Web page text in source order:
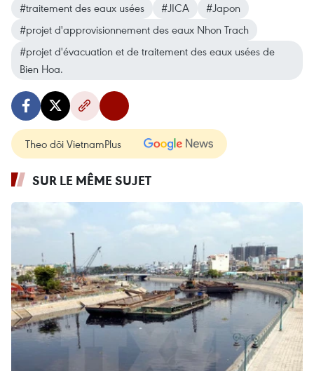
#traitement des eaux usées
#JICA
#Japon
#projet d'approvisionnement des eaux Nhon Trach
#projet d'évacuation et de traitement des eaux usées de
Bien Hoa.
Theo dõi VietnamPlus
SUR LE MÊME SUJET